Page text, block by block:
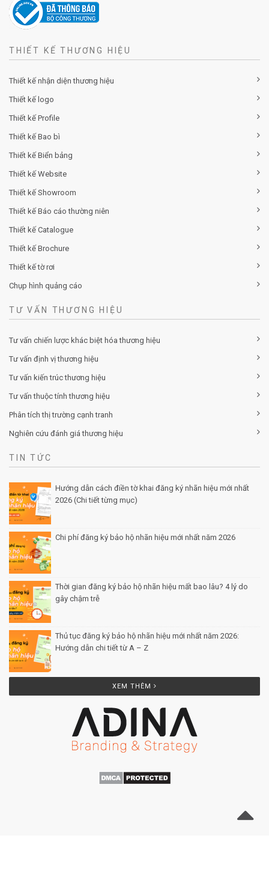
THIẾT KẾ THƯƠNG HIỆU
Thiết kế nhận diện thương hiệu
Thiết kế logo
Thiết kế Profile
Thiết kế Bao bì
Thiết kế Biển bảng
Thiết kế Website
Thiết kế Showroom
Thiết kế Báo cáo thường niên
Thiết kế Catalogue
Thiết kế Brochure
Thiết kế tờ rơi
Chụp hình quảng cáo
TƯ VẤN THƯƠNG HIỆU
Tư vấn chiến lược khác biệt hóa thương hiệu
Tư vấn định vị thương hiệu
Tư vấn kiến trúc thương hiệu
Tư vấn thuộc tính thương hiệu
Phân tích thị trường cạnh tranh
Nghiên cứu đánh giá thương hiệu
TIN TỨC
Hướng dẫn cách điền tờ khai đăng ký nhãn hiệu mới nhất
2026 (Chi tiết từng mục)
Chi phí đăng ký bảo hộ nhãn hiệu mới nhất năm 2026
Thời gian đăng ký bảo hộ nhãn hiệu mất bao lâu? 4 lý do
gây chậm trễ
Thủ tục đăng ký bảo hộ nhãn hiệu mới nhất năm 2026:
Hướng dẫn chi tiết từ A – Z
XEM THÊM